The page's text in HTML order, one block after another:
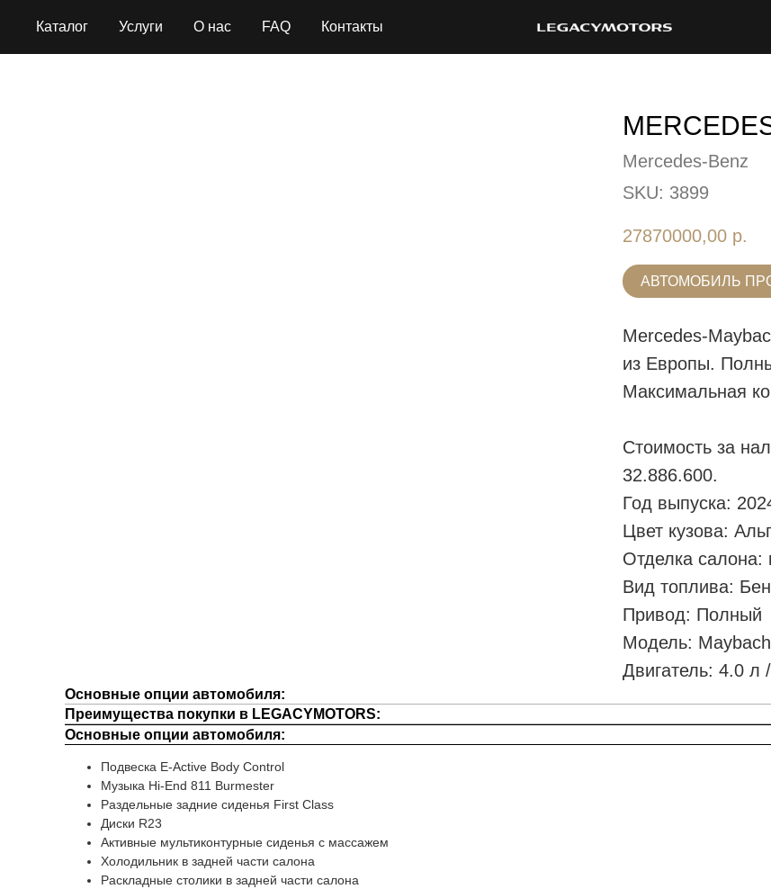
Каталог Услуги О нас FAQ Контакты
Mercedes-Benz
SKU: 3899
27870000,00 р.
АВТОМОБИЛЬ
Mercedes-
из Европы.
Максимальная
Стоимость за
32.886.600.
Год выпуска:
Цвет кузова:
Отделка салона:
Вид топлива:
Привод: Полный
Модель:
Двигатель: 4.0 л
Основные опции автомобиля:
Преимущества покупки в LEGACYMOTORS:
Основные опции автомобиля:
Подвеска E-Active Body Control
Музыка Hi-End 811 Burmester
Раздельные задние сиденья First Class
Диски R23
Активные мультиконтурные сиденья с массажем
Холодильник в задней части салона
Раскладные столики в задней части салона